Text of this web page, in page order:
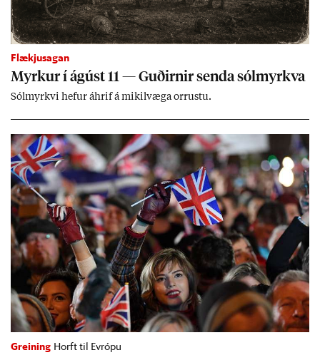
Flækjusagan
Myrk­ur í ág­úst 11 — Guð­irn­ir senda sól­myrkva
Sól­myrkvi hef­ur áhrif á mik­il­væga orr­ustu.
Greining Horft til Evrópu